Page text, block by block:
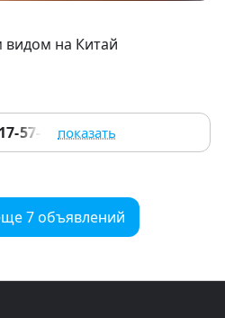
на Китай
57-90 показать
7 объявлений